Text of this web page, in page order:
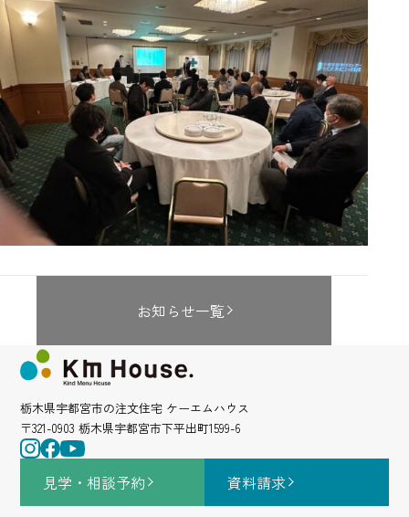
お知らせ一覧
栃木県宇都宮市の注文住宅 ケーエムハウス
〒321-0903 栃木県宇都宮市下平出町1599-6
見学・相談予約 資料請求